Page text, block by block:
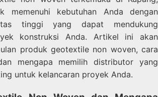
memenuhi kebutuhan Anda dengan
tinggi yang dapat mendukung
konstruksi Anda. Artikel ini akan
produk geotextile non woven, cara
mengapa memilih distributor yang
untuk kelancaran proyek Anda.